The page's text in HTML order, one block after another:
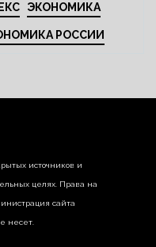
ЭКОНОМИКА
РОССИИ
источников и
целях. Права на
сайта
несет.